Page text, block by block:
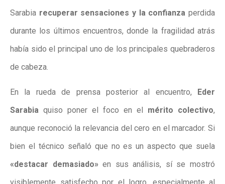
Sarabia recuperar sensaciones y la confianza perdida
durante los últimos encuentros, donde la fragilidad atrás
había sido el principal uno de los principales quebraderos
de cabeza.
En la rueda de prensa posterior al encuentro,
Eder
Sarabia quiso poner el foco en el mérito colectivo,
aunque reconoció la relevancia del cero en el marcador. Si
bien el técnico señaló que no es un aspecto que suela
«destacar demasiado»en sus análisis, sí se mostró